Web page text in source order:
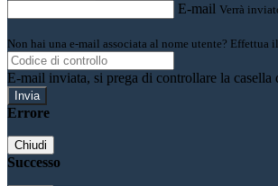
E-mail Verrà
Non hai una e-mail associata al nome utente? Effettua
E-mail inviata, si prega di controllare la casella
Errore
Chiudi
Successo